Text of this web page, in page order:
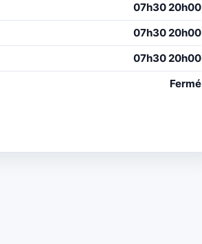
07h30 20h00
07h30 20h00
07h30 20h00
Fermé